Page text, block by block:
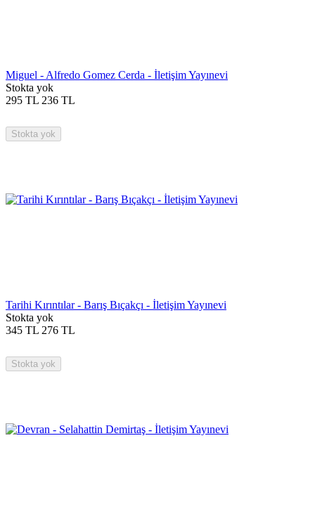
Miguel - Alfredo Gomez Cerda - İletişim Yayınevi
Stokta yok
295 TL 236 TL
Stokta yok
Tarihi Kırıntılar - Barış Bıçakçı - İletişim Yayınevi
Stokta yok
345 TL 276 TL
Stokta yok